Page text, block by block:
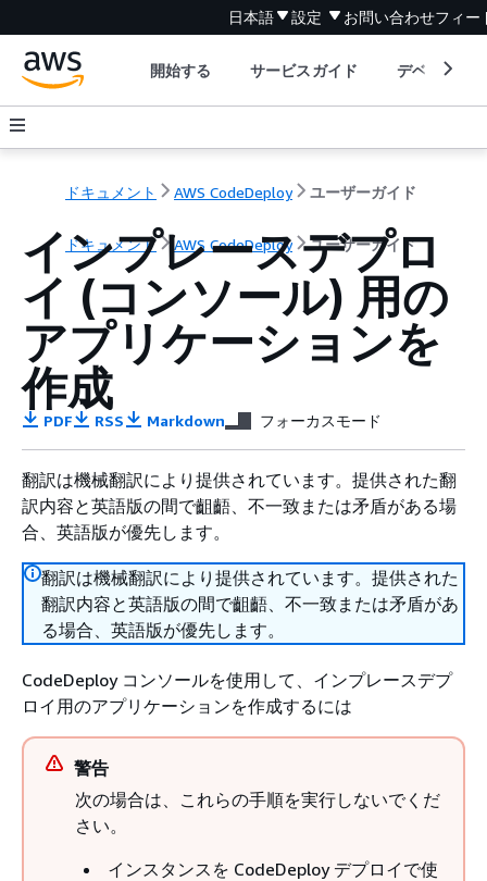
日本語 設定 お問い合わせフィー
開始する サービスガイド デベロッパ
ドキュメント AWS CodeDeploy ユーザーガイド
ドキュメント AWS CodeDeploy ユーザーガイド
インプレースデプロ
イ (コンソール) 用の
アプリケーションを
作成
PDF RSS Markdown フォーカスモード
翻訳は機械翻訳により提供されています。提供された翻
訳内容と英語版の間で齟齬、不一致または矛盾がある場
合、英語版が優先します。
翻訳は機械翻訳により提供されています。提供された
翻訳内容と英語版の間で齟齬、不一致または矛盾があ
る場合、英語版が優先します。
CodeDeploy コンソールを使用して、インプレースデプ
ロイ用のアプリケーションを作成するには
警告
次の場合は、これらの手順を実行しないでくだ
さい。
インスタンスを CodeDeploy デプロイで使